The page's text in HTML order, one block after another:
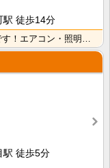
駅 徒歩14分
駅 徒歩5分